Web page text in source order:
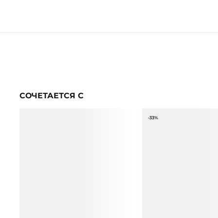
СОЧЕТАЕТСЯ С
-33%